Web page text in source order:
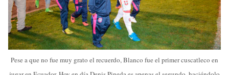
Pese a que no fue muy grato el recuerdo, Blanco fue el primer cuscatleco en